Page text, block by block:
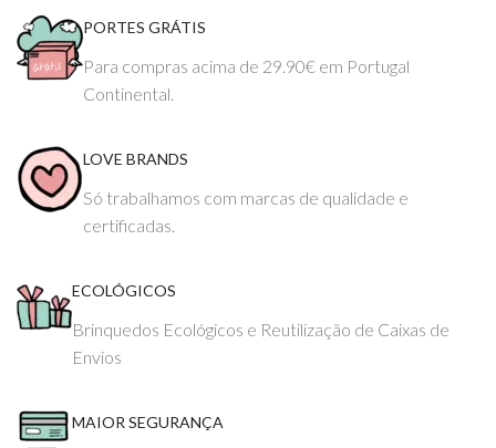
PORTES GRÁTIS
Para compras acima de 29.90€ em Portugal
Continental.
LOVE BRANDS
Só trabalhamos com marcas de qualidade e
certificadas.
ECOLÓGICOS
Brinquedos Ecológicos e Reutilização de Caixas de
Envios
MAIOR SEGURANÇA